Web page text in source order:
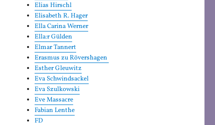
Elias Hirschl
Elisabeth R. Hager
Ella Carina Werner
Ella:r Gülden
Elmar Tannert
Erasmus zu Rövershagen
Esther Gleuwitz
Eva Schwindsackel
Eva Szulkowski
Eve Massacre
Fabian Lenthe
FD